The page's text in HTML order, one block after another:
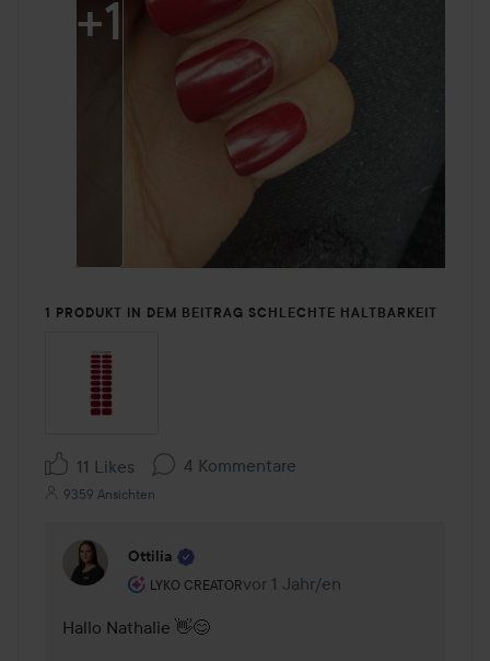
+1
1 PRODUKT IN DEM BEITRAG SCHLECHTE HALTBARKEIT
11 Likes 4 Kommentare
9359 Ansichten
Ottilia
LYKO CREATOR
Rolle des Benutzers: Lyko Creator.
vor 1 Jahr/en
Kommentaren lades vor 1 Jahr/
Hallo Nathalie 👋😊